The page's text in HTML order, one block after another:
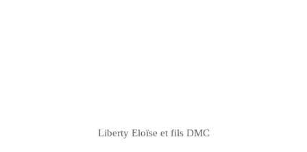
Liberty Eloïse et fils DMC